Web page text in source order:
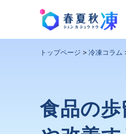
トップページ > 冷凍コラム
食品の